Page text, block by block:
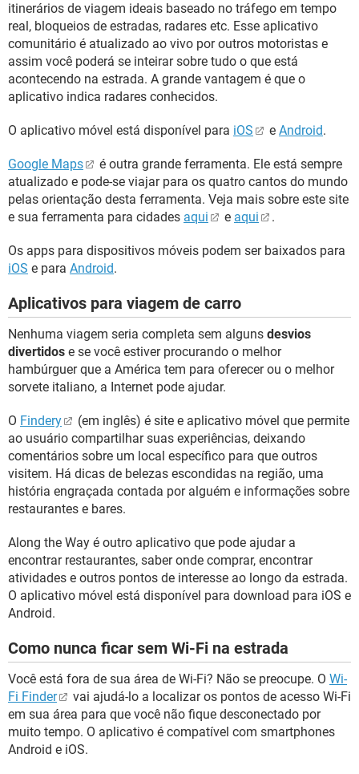
itinerários de viagem ideais baseado no tráfego em tempo
real, bloqueios de estradas, radares etc. Esse aplicativo
comunitário é atualizado ao vivo por outros motoristas e
assim você poderá se inteirar sobre tudo o que está
acontecendo na estrada. A grande vantagem é que o
aplicativo indica radares conhecidos.
O aplicativo móvel está disponível para iOS e Android.
Google Maps
é outra grande ferramenta. Ele está sempre
atualizado e pode-se viajar para os quatro cantos do mundo
pelas orientação desta ferramenta. Veja mais sobre este site
e sua ferramenta para cidades aqui e aqui .
Os apps para dispositivos móveis podem ser baixados para
iOS e para Android.
Aplicativos para viagem de carro
Nenhuma viagem seria completa sem alguns desvios
divertidos e se você estiver procurando o melhor
hambúrguer que a América tem para oferecer ou o melhor
sorvete italiano, a Internet pode ajudar.
O Findery
(em inglês) é site e aplicativo móvel que permite
ao usuário compartilhar suas experiências, deixando
comentários sobre um local específico para que outros
visitem. Há dicas de belezas escondidas na região, uma
história engraçada contada por alguém e informações sobre
restaurantes e bares.
Along the Way é outro aplicativo que pode ajudar a
encontrar restaurantes, saber onde comprar, encontrar
atividades e outros pontos de interesse ao longo da estrada.
O aplicativo móvel está disponível para download para iOS e
Android.
Como nunca ficar sem Wi-Fi na estrada
Você está fora de sua área de Wi-Fi? Não se preocupe. O Wi-
Fi Finder
vai ajudá-lo a localizar os pontos de acesso Wi-Fi
em sua área para que você não fique desconectado por
muito tempo. O aplicativo é compatível com smartphones
Android e iOS.